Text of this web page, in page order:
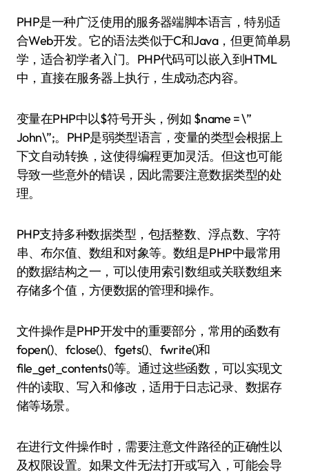
PHP是一种广泛使用的服务器端脚本语言，特别适
合Web开发。它的语法类似于C和Java，但更简单易
学，适合初学者入门。PHP代码可以嵌入到HTML
中，直接在服务器上执行，生成动态内容。
变量在PHP中以$符号开头，例如 $name = \”
John\”;。PHP是弱类型语言，变量的类型会根据上
下文自动转换，这使得编程更加灵活。但这也可能
导致一些意外的错误，因此需要注意数据类型的处
理。
PHP支持多种数据类型，包括整数、浮点数、字符
串、布尔值、数组和对象等。数组是PHP中最常用
的数据结构之一，可以使用索引数组或关联数组来
存储多个值，方便数据的管理和操作。
文件操作是PHP开发中的重要部分，常用的函数有
fopen()、fclose()、fgets()、fwrite()和
file_get_contents()等。通过这些函数，可以实现文
件的读取、写入和修改，适用于日志记录、数据存
储等场景。
在进行文件操作时，需要注意文件路径的正确性以
及权限设置。如果文件无法打开或写入，可能会导